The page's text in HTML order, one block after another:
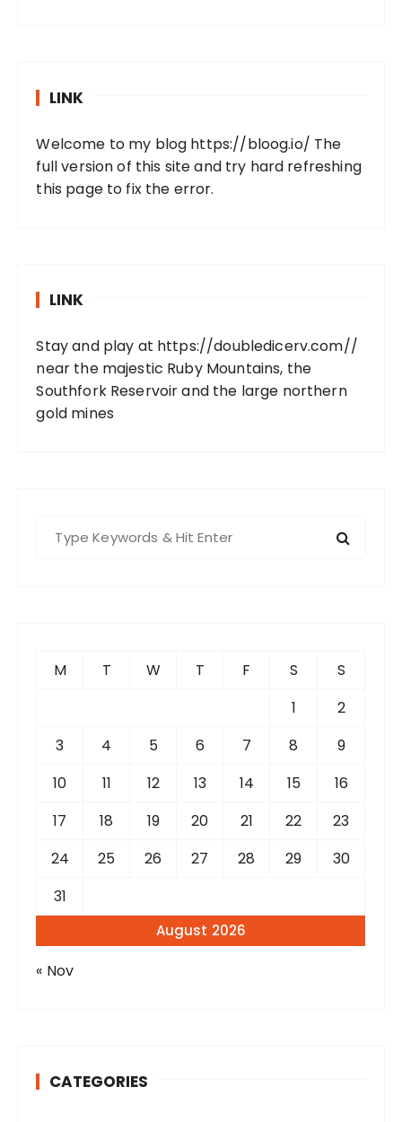
LINK
Welcome to my blog https://bloog.io/ The
full version of this site and try hard refreshing
this page to fix the error.
LINK
Stay and play at https://doubledicerv.com//
near the majestic Ruby Mountains, the
Southfork Reservoir and the large northern
gold mines
August 2026
M T W T F S
S
1
2
3
4 5 6 7 8
9
10
11 12 13 14 15
16
17
18 19 20 21 22
23
24
25 26 27 28 29
30
31
« Nov
CATEGORIES